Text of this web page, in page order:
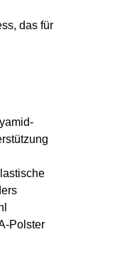
das für
Polster